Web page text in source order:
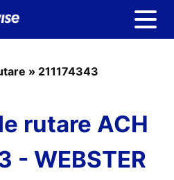
» 211174343
rutare ACH
- WEBSTER